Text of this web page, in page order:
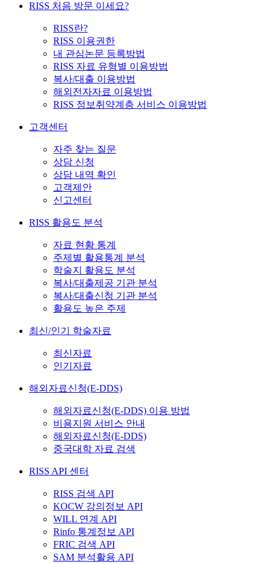
RISS 처음 방문 이세요?
RISS란?
RISS 이용권한
내 관심논문 등록방법
RISS 자료 유형별 이용방법
복사/대출 이용방법
해외전자자료 이용방법
RISS 정보취약계층 서비스 이용방법
고객센터
자주 찾는 질문
상담 신청
상담 내역 확인
고객제안
신고센터
RISS 활용도 분석
자료 현황 통계
주제별 활용통계 분석
학술지 활용도 분석
복사/대출제공 기관 분석
복사/대출신청 기관 분석
활용도 높은 주제
최신/인기 학술자료
최신자료
인기자료
해외자료신청(E-DDS)
해외자료신청(E-DDS) 이용 방법
비용지원 서비스 안내
해외자료신청(E-DDS)
중국대학 자료 검색
RISS API 센터
RISS 검색 API
KOCW 강의정보 API
WILL 연계 API
Rinfo 통계정보 API
FRIC 검색 API
SAM 분석활용 API